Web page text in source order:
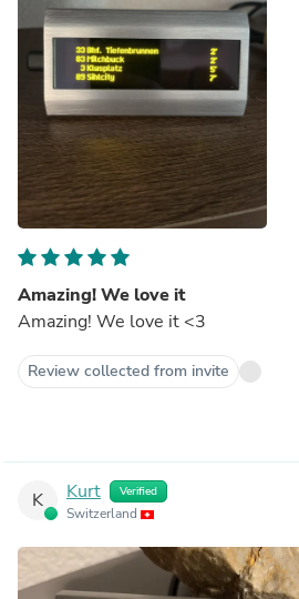
Amazing! We love it
Amazing! We love it <3
Review collected from invite
K Kurt Verified
Switzerland